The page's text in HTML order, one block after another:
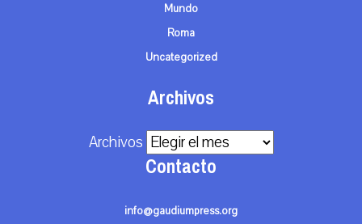
Mundo
Roma
Uncategorized
Archivos
Archivos
Contacto
info@gaudiumpress.org